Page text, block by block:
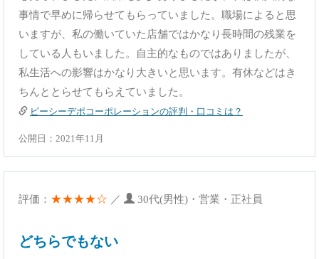
事情で早めに帰らせてもらっていました。職場によると思
いますが、私の働いていた店舗ではかなり長時間の残業を
している人もいました。自主的なものではありましたが、
私生活への影響はかなり大きいと思います。有休などはき
ちんととらせてもらえていました。
ピーシーデポコーポレーションの評判・口コミは？
公開日：2021年11月
評価： ★★★★☆ ／ 30代(男性)・営業・正社員
どちらでもない